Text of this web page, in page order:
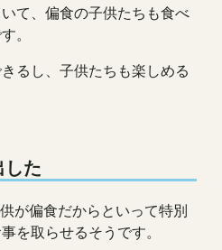
て、偏食の子供たちも食べ
。
るし、子供たちも楽しめる
した
が偏食だからといって特別
を取らせるそうです。